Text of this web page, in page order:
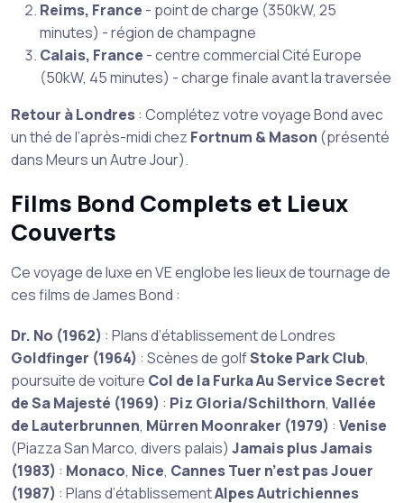
Reims, France - point de charge (350kW, 25
minutes) - région de champagne
Calais, France - centre commercial Cité Europe
(50kW, 45 minutes) - charge finale avant la traversée
Retour à Londres: Complétez votre voyage Bond avec
un thé de l’après-midi chez Fortnum & Mason (présenté
dans Meurs un Autre Jour).
Films Bond Complets et Lieux
Couverts
Ce voyage de luxe en VE englobe les lieux de tournage de
ces films de James Bond :
Dr. No (1962) : Plans d’établissement de Londres
Goldfinger (1964) : Scènes de golfStoke Park Club,
poursuite de voiture Col de la FurkaAu Service Secret
de Sa Majesté (1969) : Piz Gloria/Schilthorn, Vallée
de Lauterbrunnen, Mürren Moonraker (1979) : Venise
(Piazza San Marco, divers palais) Jamais plus Jamais
(1983) : Monaco, Nice, CannesTuer n’est pas Jouer
(1987) : Plans d’établissementAlpes Autrichiennes